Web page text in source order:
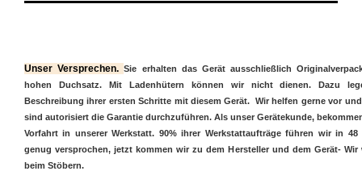
Unser Versprechen.Sie erhalten das Gerät ausschließlich
hohen Duchsatz. Mit Ladenhütern können wir nicht dienen. Dazu
Beschreibung ihrer ersten Schritte mit diesem Gerät. Wir helfen gerne vor
sind autorisiert die Garantie durchzuführen. Als unser Gerätekunde,
Vorfahrt in unserer Werkstatt. 90% ihrer Werkstattaufträge führen wir in
genug versprochen, jetzt kommen wir zu dem Hersteller und dem Gerät- Wir
beim Stöbern.